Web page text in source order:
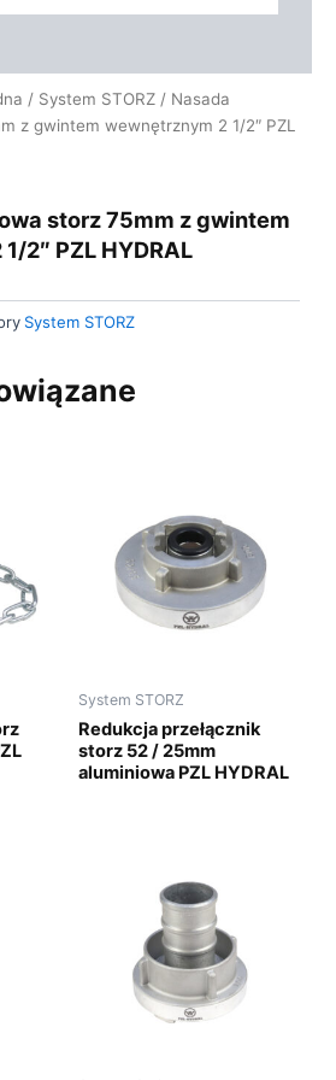
/ System STORZ / Nasada
z gwintem wewnętrznym 2 1/2″ PZL
storz 75mm z gwintem
2″ PZL HYDRAL
System STORZ
System STORZ
Redukcja przełącznik
storz 52 / 25mm
aluminiowa PZL HYDRAL